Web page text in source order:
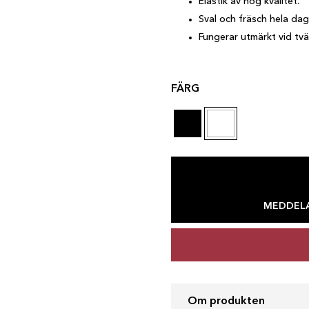
Sval och fräsch hela
Fungerar utmärkt vid
FÄRG
Om produkten